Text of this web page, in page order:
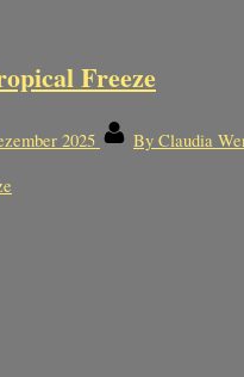
Freeze
2025 By Claudia